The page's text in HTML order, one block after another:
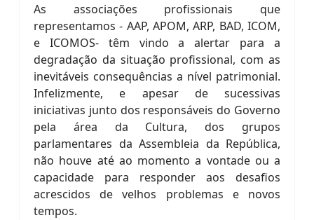
As associações profissionais que
representamos - AAP, APOM, ARP, BAD, ICOM,
e ICOMOS- têm vindo a alertar para a
degradação da situação profissional, com as
inevitáveis consequências a nível patrimonial.
Infelizmente, e apesar de sucessivas
iniciativas junto dos responsáveis do Governo
pela área da Cultura, dos grupos
parlamentares da Assembleia da República,
não houve até ao momento a vontade ou a
capacidade para responder aos desafios
acrescidos de velhos problemas e novos
tempos.